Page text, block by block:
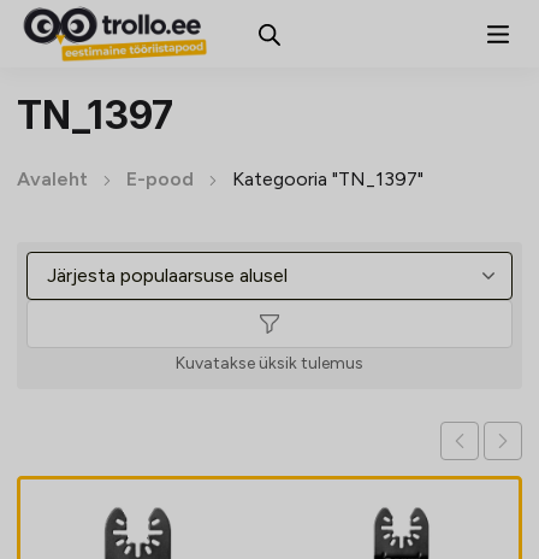
TN_1397
Avaleht E-pood Kategooria "TN_1397"
Kuvatakse üksik tulemus